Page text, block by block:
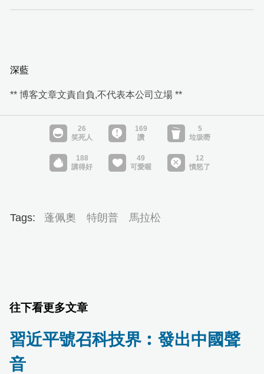
深藍
** 博客文章文責自負,不代表本公司立場 **
Tags: 蓬佩奧 特朗普 馬拉松
往下看更多文章
習近平號召科技界︰發出中國聲
音